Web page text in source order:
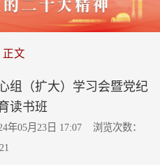
正文
组（扩大）学习会暨党纪
读书班
年05月23日 17:07
浏览次数：